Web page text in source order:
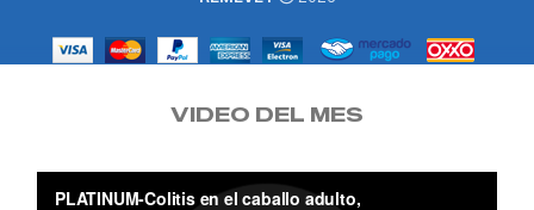
VIDEO DEL MES